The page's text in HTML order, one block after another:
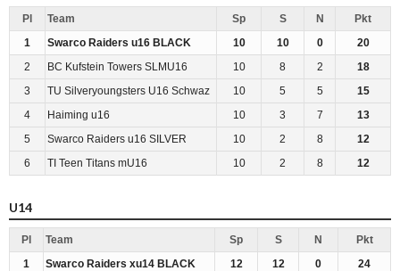
Pl Team Sp S N
Pkt
1
Swarco Raiders u16 BLACK 10 10 0
20
2
BC Kufstein Towers SLMU16 10 8 2
18
3
TU Silveryoungsters U16 Schwaz 10 5 5
15
4
Haiming u16 10 3 7
13
5
Swarco Raiders u16 SILVER 10 2 8
12
6
TI Teen Titans mU16 10 2 8 12
U14
Pl Team Sp S N
Pkt
1
Swarco Raiders xu14 BLACK 12 12 0
24